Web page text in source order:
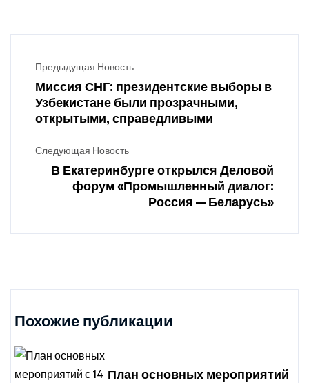
Предыдущая Новость
Миссия СНГ: президентские выборы в
Узбекистане были прозрачными,
открытыми, справедливыми
Следующая Новость
В Екатеринбурге открылся Деловой
форум «Промышленный диалог:
Россия — Беларусь»
Похожие публикации
План основных мероприятий